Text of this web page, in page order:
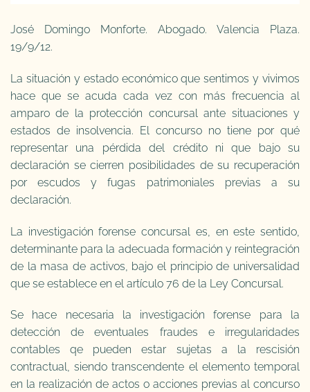
José Domingo Monforte. Abogado. Valencia Plaza.
19/9/12.
La situación y estado económico que sentimos y vivimos
hace que se acuda cada vez con más frecuencia al
amparo de la protección concursal ante situaciones y
estados de insolvencia. El concurso no tiene por qué
representar una pérdida del crédito ni que bajo su
declaración se cierren posibilidades de su recuperación
por escudos y fugas patrimoniales previas a su
declaración.
La investigación forense concursal es, en este sentido,
determinante para la adecuada formación y reintegración
de la masa de activos, bajo el principio de universalidad
que se establece en el artículo 76 de la Ley Concursal.
Se hace necesaria la investigación forense para la
detección de eventuales fraudes e irregularidades
contables qe pueden estar sujetas a la rescisión
contractual, siendo transcendente el elemento temporal
en la realización de actos o acciones previas al concurso